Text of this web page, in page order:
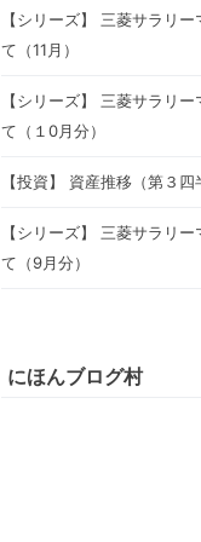
【シリーズ】 三菱サラリ
て（11月）
【シリーズ】 三菱サラリ
て（１0月分）
【投資】 資産推移（第３四
【シリーズ】 三菱サラリ
て（9月分）
にほんブログ村